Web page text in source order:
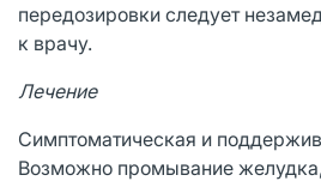
передозировки следует
к врачу.
Лечение
Симптоматическая и
Возможно промывание